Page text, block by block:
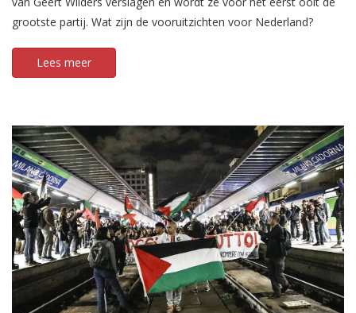
grootste partij. Wat zijn de vooruitzichten voor Nederland?
Lees meer